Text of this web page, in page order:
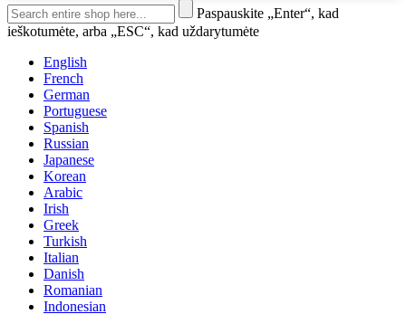
Paspauskite „Enter“, kad
ieškotumėte, arba „ESC“, kad uždarytumėte
English
French
German
Portuguese
Spanish
Russian
Japanese
Korean
Arabic
Irish
Greek
Turkish
Italian
Danish
Romanian
Indonesian